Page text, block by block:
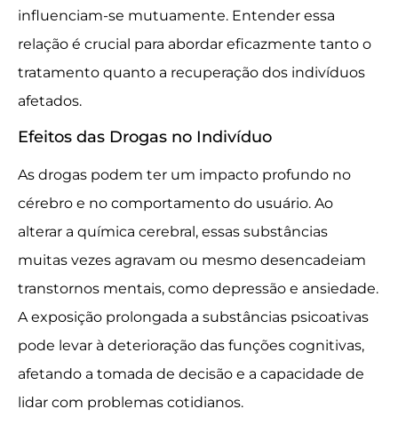
influenciam-se mutuamente. Entender essa
relação é crucial para abordar eficazmente tanto o
tratamento quanto a recuperação dos indivíduos
afetados.
Efeitos das Drogas no Indivíduo
As drogas podem ter um impacto profundo no
cérebro e no comportamento do usuário. Ao
alterar a química cerebral, essas substâncias
muitas vezes agravam ou mesmo desencadeiam
transtornos mentais, como depressão e ansiedade.
A exposição prolongada a substâncias psicoativas
pode levar à deterioração das funções cognitivas,
afetando a tomada de decisão e a capacidade de
lidar com problemas cotidianos.